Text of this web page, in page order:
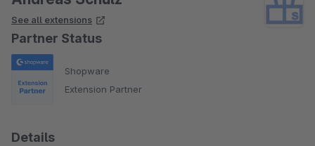
See all extensions
Partner Status
Shopware
Extension Partner
Details